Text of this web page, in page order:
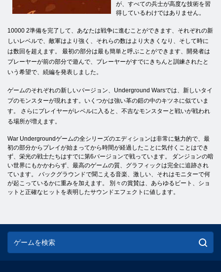
が、すべての兵士が高度な技術を習
得しているわけではありません。
10000 2準備を完了して、あなたは戦争に進むことができます、それぞれの新
しいレベルで、敵軍はより強く、それらの数はより大きくなり、そして時に
は数回を超えます。 最初の部分は最も簡単と呼ぶことができます、開発者は
プレーヤーが前の部分で遊んで、プレーヤーがすでにきちんと訓練されたと
いう希望で、続編を発表しました。
ゲームのそれぞれの新しいバージョン、Underground Warsでは、新しいタイ
プのモンスターが現れます。いくつかは強い革の鎧の中のキツネに似ていま
す。 さらにプレイヤーがレベルに入ると、不吉なモンスターと戦いが戦われ
る場所が増えます。
War Undergroundゲームの全シリーズのエディションは非常に魅力的で、最
初の部分からプレイが始まってから時間が経過したことに気付くことはでき
ず、栄光の戦士たちはすでに第6バージョンで戦っています。 ダンジョンの暗
い世界にもかかわらず、最高のゲームの質、グラフィックは完全に追跡され
ています。 バックグラウンドで聞こえる音楽、激しい、それはモニターで何
が起こっているかに重みを加えます。 別々の賞賛は、あらゆるビート、ショ
ットと正確なヒットを表明したサウンドエフェクトに値します。